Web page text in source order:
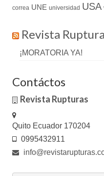
correa UNE universidad USA
Revista
¡MORATORIA YA!
Contáctos
Revista Rupturas
Quito Ecuador 170204
0995432911